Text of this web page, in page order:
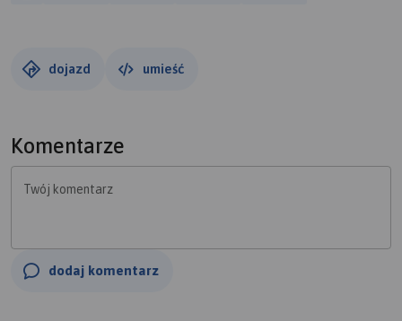
dojazd umieść
Komentarze
Twój komentarz
dodaj komentarz